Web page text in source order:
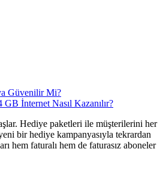
Güvenilir Mi?
İnternet Nasıl Kazanılır?
Hediye paketleri ile müşterilerini her
bir hediye kampanyasıyla tekrardan
hem faturalı hem de faturasız aboneler